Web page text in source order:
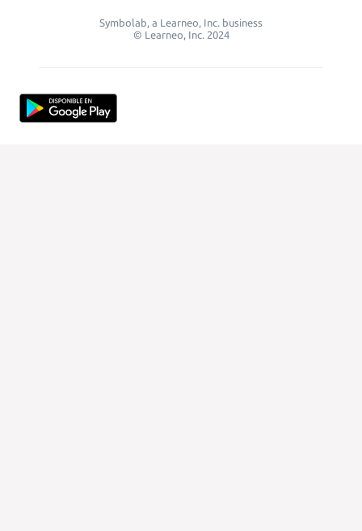
Symbolab, a Learneo, Inc. business
© Learneo, Inc. 2024